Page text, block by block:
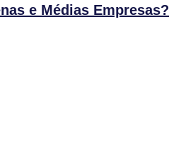
e Médias Empresas?